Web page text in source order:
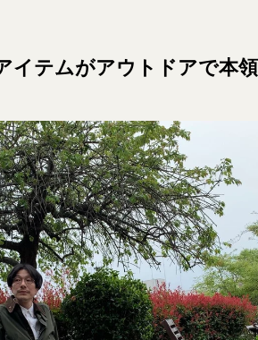
イテムがアウトドアで本